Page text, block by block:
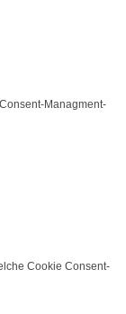
Managment-
Cookie Consent-